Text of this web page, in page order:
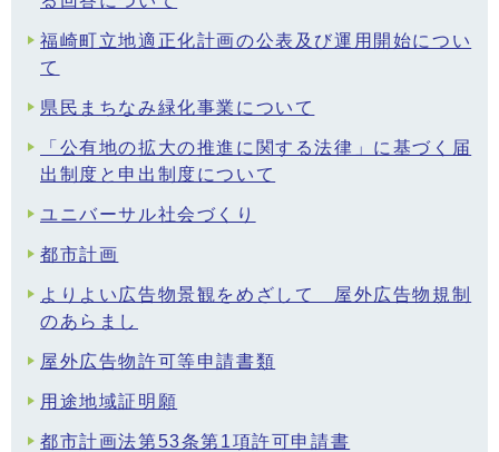
福崎町立地適正化計画の公表及び運用開始につい
て
県民まちなみ緑化事業について
「公有地の拡大の推進に関する法律」に基づく届
出制度と申出制度について
ユニバーサル社会づくり
都市計画
よりよい広告物景観をめざして 屋外広告物規制
のあらまし
屋外広告物許可等申請書類
用途地域証明願
都市計画法第53条第1項許可申請書